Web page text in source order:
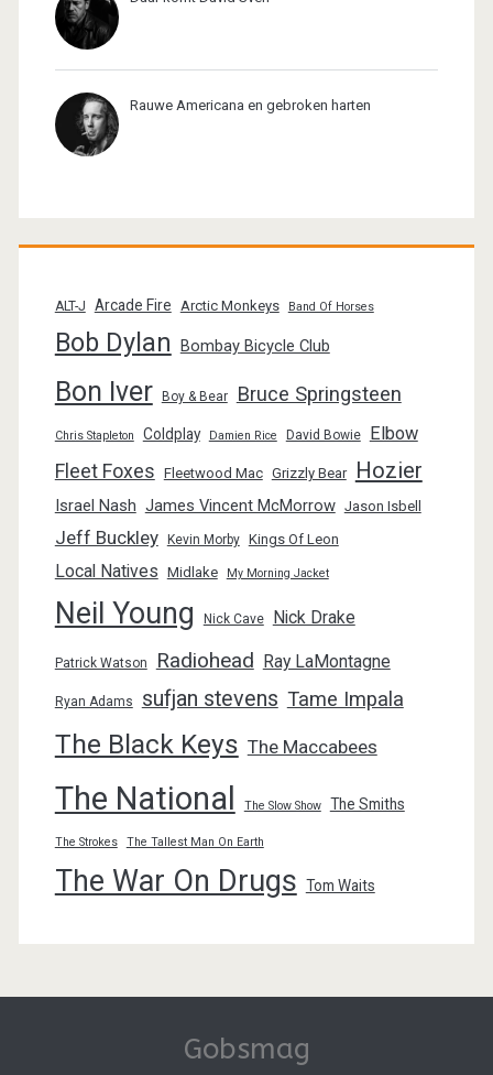
Rauwe Americana en gebroken harten
ALT-J Arcade Fire Arctic Monkeys Band Of Horses
Bob Dylan Bombay Bicycle Club
Bon Iver Boy & Bear Bruce Springsteen
Chris Stapleton Coldplay Damien Rice David Bowie Elbow
Fleet Foxes Fleetwood Mac Grizzly Bear Hozier
Israel Nash James Vincent McMorrow Jason Isbell
Jeff Buckley Kevin Morby Kings Of Leon
Local Natives Midlake My Morning Jacket
Neil Young Nick Cave Nick Drake
Patrick Watson Radiohead Ray LaMontagne
Ryan Adams sufjan stevens Tame Impala
The Black Keys The Maccabees
The National The Slow Show The Smiths
The Strokes The Tallest Man On Earth
The War On Drugs Tom Waits
Gobsmag